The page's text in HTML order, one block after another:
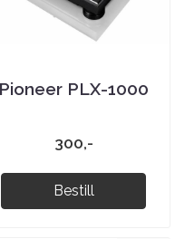
Pioneer PLX-1000
300,-
Bestill